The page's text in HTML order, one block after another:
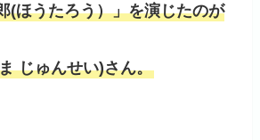
(ほうたろう）」を演じたのが
じゅんせい)さん。